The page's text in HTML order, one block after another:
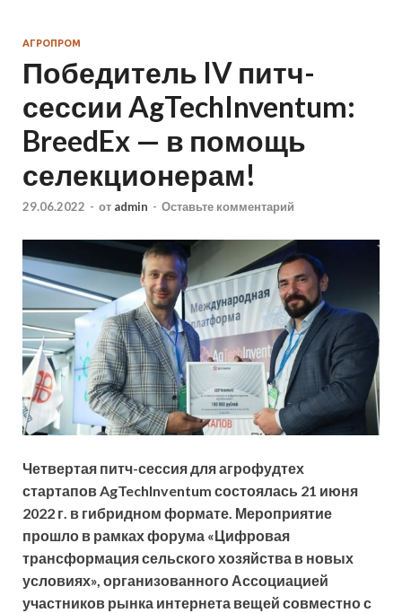
АГРОПРОМ
Победитель IV питч-
сессии AgTechInventum:
BreedEx — в помощь
селекционерам!
29.06.2022 - от admin - Оставьте комментарий
Четвертая питч-сессия для агрофудтех
стартапов AgTechInventum состоялась 21 июня
2022 г. в гибридном формате. Мероприятие
прошло в рамках форума «Цифровая
трансформация сельского хозяйства в новых
условиях», организованного Ассоциацией
участников рынка интернета вещей совместно с